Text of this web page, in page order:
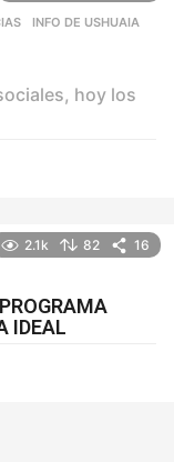
,INFO DE USHUAIA
hoy los
2.1k 82 16
IDEAL